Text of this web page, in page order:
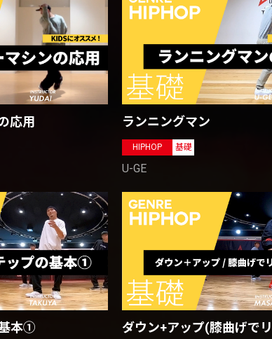
応用 ランニングマン
HIPHOP 基礎
U-GE
本①
ダウン+アップ(膝曲げで